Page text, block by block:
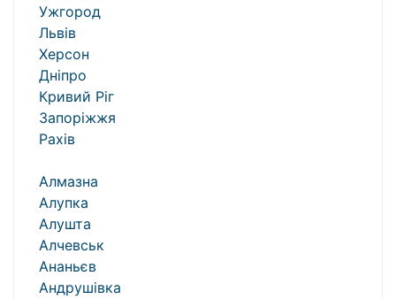
Ужгород
Львів
Херсон
Дніпро
Кривий Ріг
Запоріжжя
Рахів
Алмазна
Алупка
Алушта
Алчевськ
Ананьєв
Андрушівка